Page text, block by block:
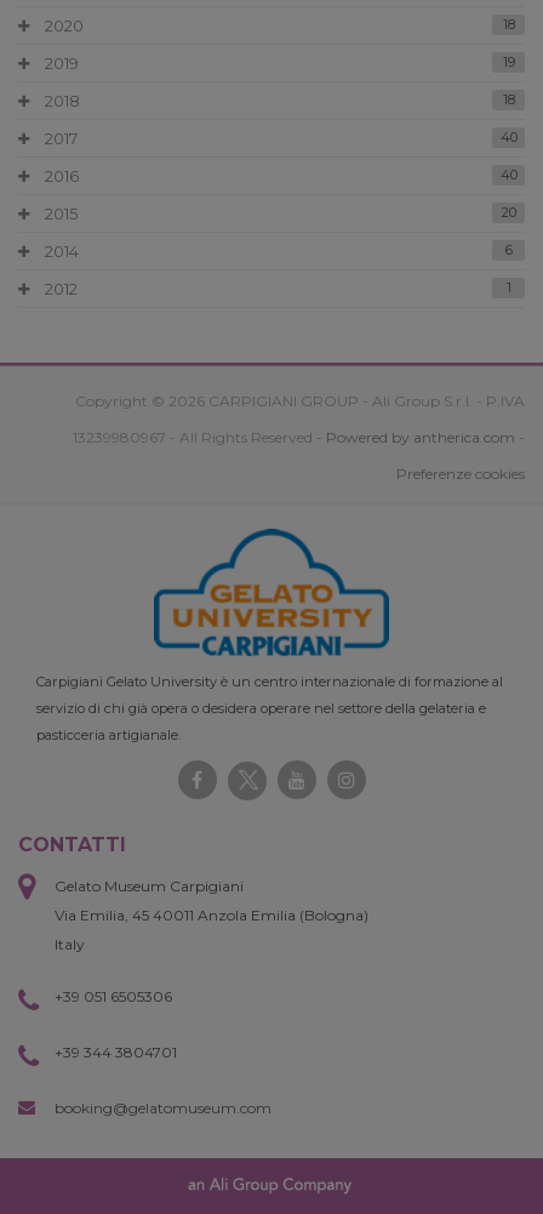
2020 18
2019 19
2018 18
2017 40
2016 40
2015 20
2014 6
2012 1
Copyright © 2026 CARPIGIANI GROUP - Ali Group S.r.l. - P.IVA
13239980967 - All Rights Reserved - Powered by antherica.com -
Preferenze cookies
Carpigiani Gelato University è un centro internazionale di formazione al
servizio di chi già opera o desidera operare nel settore della gelateria e
pasticceria artigianale.
CONTATTI
Gelato Museum Carpigiani
Via Emilia, 45 40011 Anzola Emilia (Bologna)
Italy
+39 051 6505306
+39 344 3804701
booking@gelatomuseum.com